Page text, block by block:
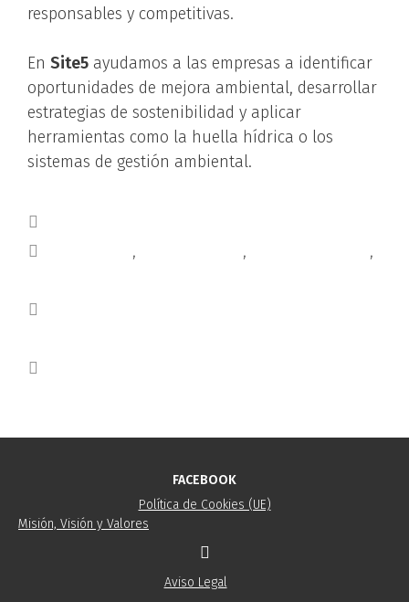
responsables y competitivas.
En Site5 ayudamos a las empresas a identificar
oportunidades de mejora ambiental, desarrollar
estrategias de sostenibilidad y aplicar
herramientas como la huella hídrica o los
sistemas de gestión ambiental.
, ,
,
Aviso Legal
Misión, Visión y Valores
Política de Cookies (UE)
FACEBOOK